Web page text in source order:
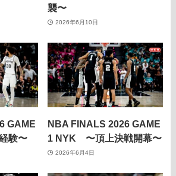
襲〜
2026年6月10日
GAME
験〜
NBA FINALS 2026 GAME
1 NYK 〜頂上決戦開幕〜
2026年6月4日